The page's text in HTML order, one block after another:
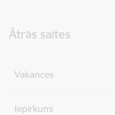
Ātrās saites
Vakances
Iepirkumi